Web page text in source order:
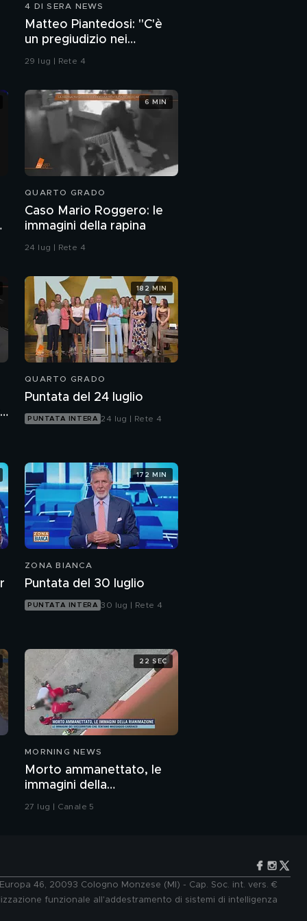
Cappadocia festeggia i
43 anni con Bastian e i
argentina ha 60 anni
Biagio Antonacci
canta sotto i portici a
Bologna
PROSSIMO VIDEO
Britney Spears, fine
dall'amore dei figli:
torna questa sera su
Canale 5
4 DI SERA NEWS
Matteo Piantedosi: "C'è
un pregiudizio nei
confronti della polizia"
29 lug | Rete 4
QUARTO GRADO
Caso Mario Roggero: le
immagini della rapina
24 lug | Rete 4
6 MIN
QUARTO GRADO
Puntata del 24 luglio
PUNTATA INTERA 24 lug | Rete 4
182 MIN
ZONA BIANCA
Puntata del 30 luglio
PUNTATA INTERA 30 lug | Rete 4
172 MIN
MORNING NEWS
Morto ammanettato, le
immagini della
rianimazione
27 lug | Canale 5
22 SEC
46, 20093 Cologno Monzese (MI) - Cap. Soc. int. vers. €
funzionale all'addestramento di sistemi di intelligenza